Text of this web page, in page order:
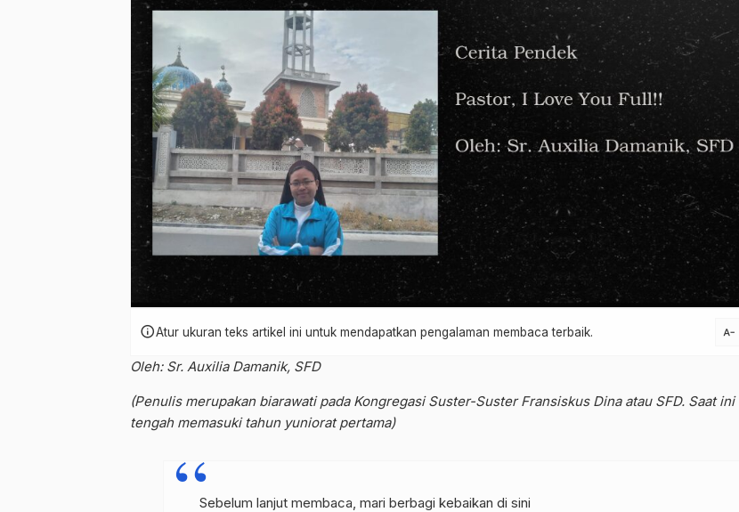
infoAtur ukuran teks artikel ini untuk mendapatkan pengalaman membaca terbaik. text_decrease
Oleh: Sr. Auxilia Damanik, SFD
(Penulis merupakan biarawati pada Kongregasi Suster-Suster Fransiskus Dina atau SFD. Saat ini
tengah memasuki tahun yuniorat pertama)
Sebelum lanjut membaca, mari berbagi kebaikan di sini